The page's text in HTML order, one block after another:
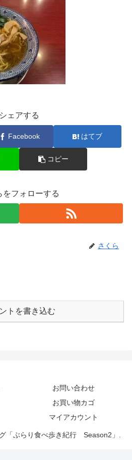
シェアする
Facebook はてブ
コピー
をフォローする
さくら
トを書き込む
お問い合わせ
お買い物カゴ
マイアカウント
「ぶらり食べ歩き紀行 Season2」.